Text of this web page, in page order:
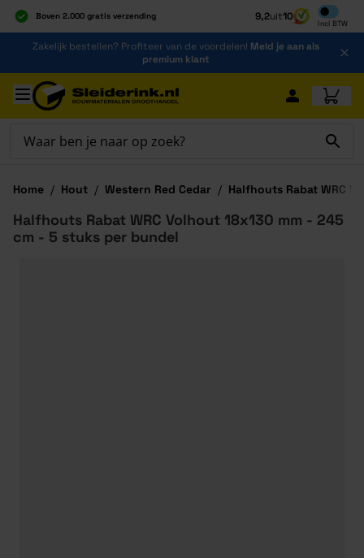
Boven 2.000 gratis verzending
Al 40 jaar dé specialist
Alles onder één dak
9,2uit10
Incl BTW
Inclusief
Ga naar de inhoud
Zakelijk bestellen? Profiteer van de voordelen! Meld je aan als
premium klant
Ga naar hoofdinhoud
Home / Hout / Western Red Cedar / Halfhouts Rabat WRC
Halfhouts Rabat WRC Volhout 18x130 mm - 245
cm - 5 stuks per bundel